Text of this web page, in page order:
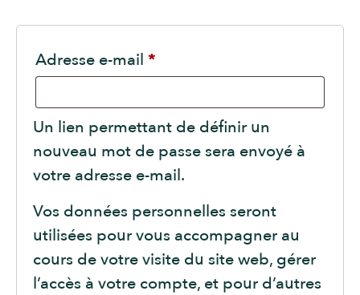
Adresse e-mail *
Un lien permettant de définir un
nouveau mot de passe sera envoyé à
votre adresse e-mail.
Vos données personnelles seront
utilisées pour vous accompagner au
cours de votre visite du site web, gérer
l’accès à votre compte, et pour d’autres